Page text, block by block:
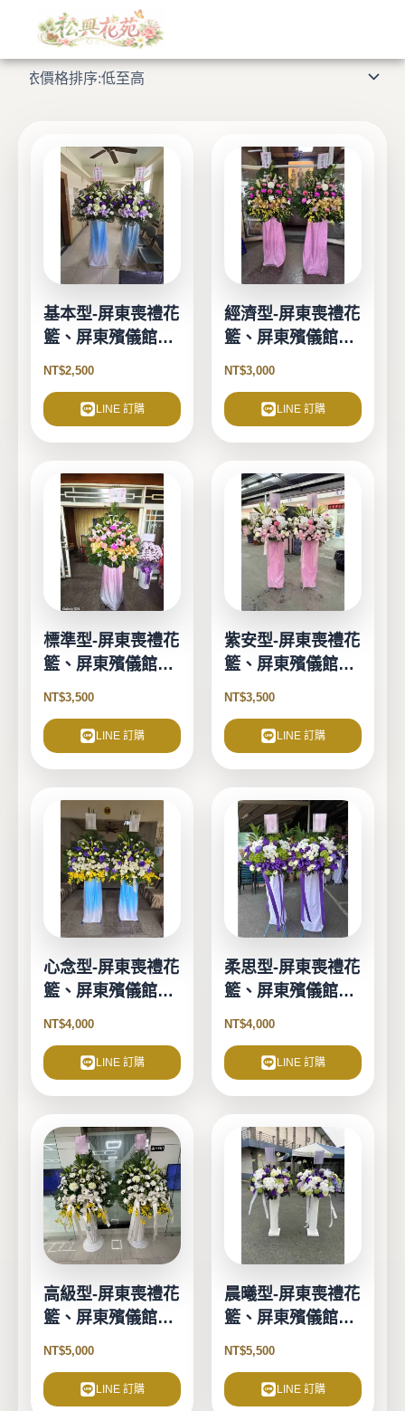
顯示所有 14 筆結果
價
格
排
序：
低
至
基本型-屏東喪禮花
籃、屏東殯儀館花
籃
NT$2,500
LINE 訂購
經濟型-屏東喪禮花
籃、屏東殯儀館花
籃
NT$3,000
LINE 訂購
標準型-屏東喪禮花
籃、屏東殯儀館花
籃
NT$3,500
LINE 訂購
紫安型-屏東喪禮花
籃、屏東殯儀館花
籃
NT$3,500
LINE 訂購
心念型-屏東喪禮花
籃、屏東殯儀館花
籃
NT$4,000
LINE 訂購
柔思型-屏東喪禮花
籃、屏東殯儀館花
籃
NT$4,000
LINE 訂購
高級型-屏東喪禮花
籃、屏東殯儀館花
籃
NT$5,000
LINE 訂購
晨曦型-屏東喪禮花
籃、屏東殯儀館花
籃
NT$5,500
LINE 訂購